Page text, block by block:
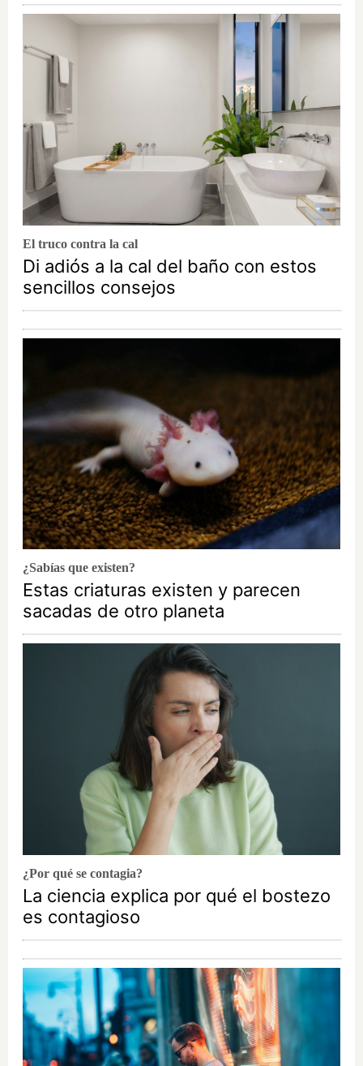
El truco contra la cal
Di adiós a la cal del baño con estos
sencillos consejos
¿Sabías que existen?
Estas criaturas existen y parecen
sacadas de otro planeta
¿Por qué se contagia?
La ciencia explica por qué el bostezo
es contagioso